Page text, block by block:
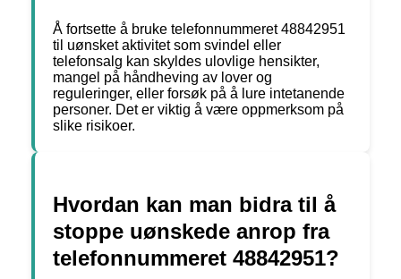
Å fortsette å bruke telefonnummeret 48842951
til uønsket aktivitet som svindel eller
telefonsalg kan skyldes ulovlige hensikter,
mangel på håndheving av lover og
reguleringer, eller forsøk på å lure intetanende
personer. Det er viktig å være oppmerksom på
slike risikoer.
Hvordan kan man bidra til å
stoppe uønskede anrop fra
telefonnummeret 48842951?